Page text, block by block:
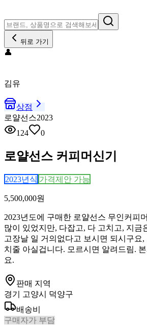
뒤로 가기
👤
김유
상점
로얄선스2023
124
0
로얄선스 커피머신기
2023년식 가격제안 가능
5,500,000원
2023년도에 구매한 로얄선스 무인커피
많이 있었지만, 다잡고, 다 고치고, 지금
고장날 일 거의없다고 보시면 되시구요
치줄 아실겁니다. 모르시면 알려드림.
요.
판매 지역
경기 고양시 덕양구
배송비
구매자가 부담